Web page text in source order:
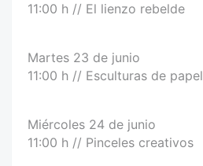
11:00 h // El lienzo rebelde
Martes 23 de junio
11:00 h // Esculturas de papel
Miércoles 24 de junio
11:00 h // Pinceles creativos